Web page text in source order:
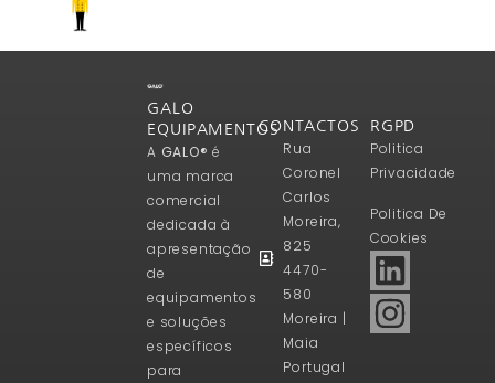
GALO
EQUIPAMENTOS
A GALO® é
uma marca
comercial
dedicada à
apresentação
de
equipamentos
e soluções
específicos
para
CONTACTOS
Rua
Coronel
Carlos
Moreira,
825
4470-
580
Moreira |
Maia
Portugal
RGPD
Politica
Privacidade
Politica De
Cookies